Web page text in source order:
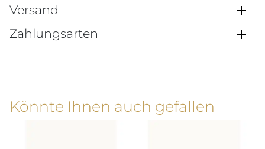
Versand
Zahlungsarten
Könnte Ihnen auch gefallen